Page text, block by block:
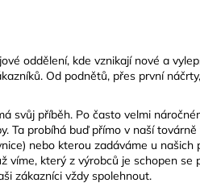
oddělení, kde vznikají nové a
Od podnětů, přes první
svůj příběh. Po často velmi
Ta probíhá buď přímo v naší
nebo kterou zadáváme u
víme, který z výrobců je schopen
zákazníci vždy spolehnout.